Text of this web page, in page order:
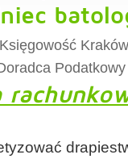
Księgowość